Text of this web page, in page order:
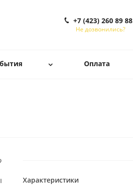
+7 (423) 260 89 88
Не дозвонились?
Оплата
Характеристики